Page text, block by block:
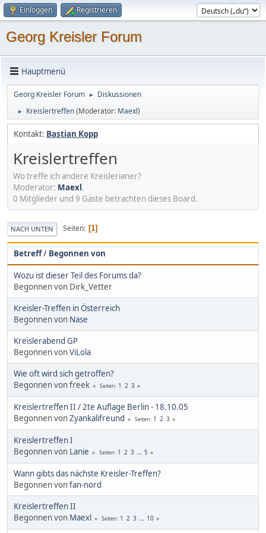
Einloggen Registrieren
Georg Kreisler Forum
Hauptmenü
Georg Kreisler Forum ► Diskussionen
► Kreislertreffen(Moderator: Maexl)
Kontakt: Bastian Kopp
Kreislertreffen
Wo treffe ich andere Kreislerianer?
Moderator: Maexl.
0 Mitglieder und 9 Gäste betrachten dieses Board.
NACH UNTEN Seiten 1
Betreff/ Begonnen von
Wozu ist dieser Teil des Forums da?
Begonnen von Dirk_Vetter
Kreisler-Treffen in Österreich
Begonnen von Nase
Kreislerabend GP
Begonnen vonViLola
Wie oft wird sich getroffen?
Begonnen von freek
Seiten 1 2 3
Kreislertreffen II / 2te Auflage Berlin - 18.10.05
Begonnen vonZyankalifreund Seiten 1 2 3
Kreislertreffen I
Begonnen von Lanie Seiten 1 2 3 ... 5
Wann gibts das nächste Kreisler-Treffen?
Begonnen vonfan-nord
Kreislertreffen II
Begonnen von Maexl Seiten 1 2 3 ... 10